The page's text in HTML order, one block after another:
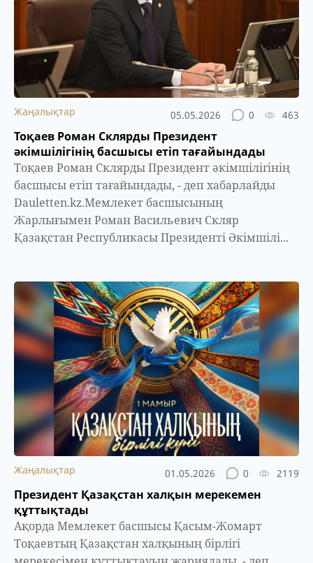
Жаңалықтар 05.05.2026 0 463
Тоқаев Роман Склярды Президент
әкімшілігінің басшысы етіп тағайындады
Тоқаев Роман Склярды Президент әкімшілігінің
басшысы етіп тағайындады, - деп хабарлайды
Dauletten.kz.Мемлекет басшысының
Жарлығымен Роман Васильевич Скляр
Қазақстан Республикасы Президенті Әкімшілі...
Жаңалықтар 01.05.2026 0 2119
Президент Қазақстан халқын мерекемен
құттықтады
Ақорда Мемлекет басшысы Қасым-Жомарт
Тоқаевтың Қазақстан халқының бірлігі